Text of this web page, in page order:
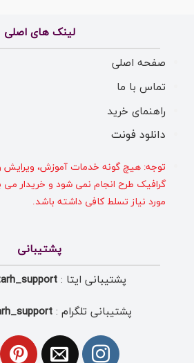
لینک های اصلی
صفحه اصلی
تماس با ما
راهنمای خرید
دانلود فونت
توجه: هیچ گونه خدمات آموزش،
گرافیک طرح انجام نمی شود و خریدار می
مورد نیاز تسلط کافی داشته باشد.
پشتیبانی
پشتیبانی ایتا :
پشتیبانی تلگرام :